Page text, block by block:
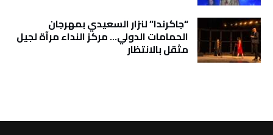
“جاكرندا” لنزار السعيدي بمهرجان
الحمامات الدولي… مركز النداء مرآة لجيل
مثقل بالانتظار